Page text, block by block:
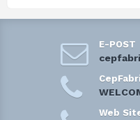
E-POST
Web